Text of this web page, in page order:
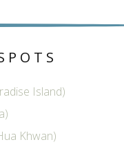
Island)
Khwan)